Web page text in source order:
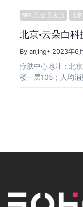
SPA,美容,美发店 北京
北京·云朵白
By anjing• 2023年6
疗肤中心地址：北
楼一层105；人均